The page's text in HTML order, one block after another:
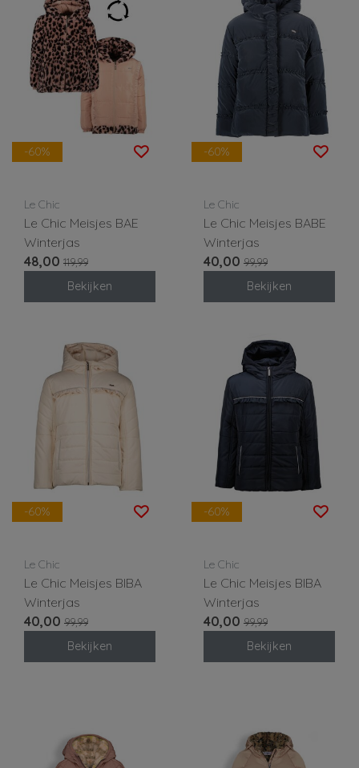
-60%
Le Chic
Le Chic Meisjes BAE
Winterjas
48,00 119,99
Bekijken
-60%
Le Chic
Le Chic Meisjes BABE
Winterjas
40,00 99,99
Bekijken
-60%
Le Chic
Le Chic Meisjes BIBA
Winterjas
40,00 99,99
Bekijken
-60%
Le Chic
Le Chic Meisjes BIBA
Winterjas
40,00 99,99
Bekijken